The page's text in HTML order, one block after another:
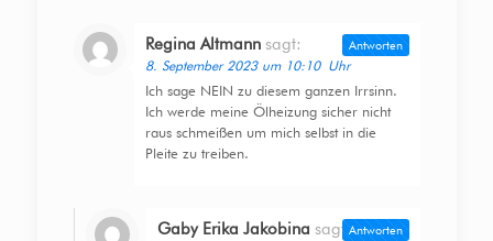
Regina Altmann sagt:
8. September 2023 um 10:10 Uhr
Ich sage NEIN zu diesem ganzen Irrsinn.
Ich werde meine Ölheizung sicher nicht
raus schmeißen um mich selbst in die
Pleite zu treiben.
Antworten
Gaby Erika Jakobina sagt:Antworten